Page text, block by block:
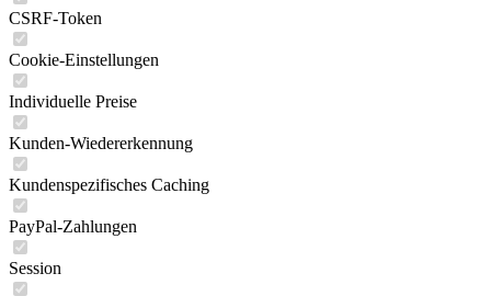
CSRF-Token
Cookie-Einstellungen
Individuelle Preise
Kunden-Wiedererkennung
Kundenspezifisches Caching
PayPal-Zahlungen
Session